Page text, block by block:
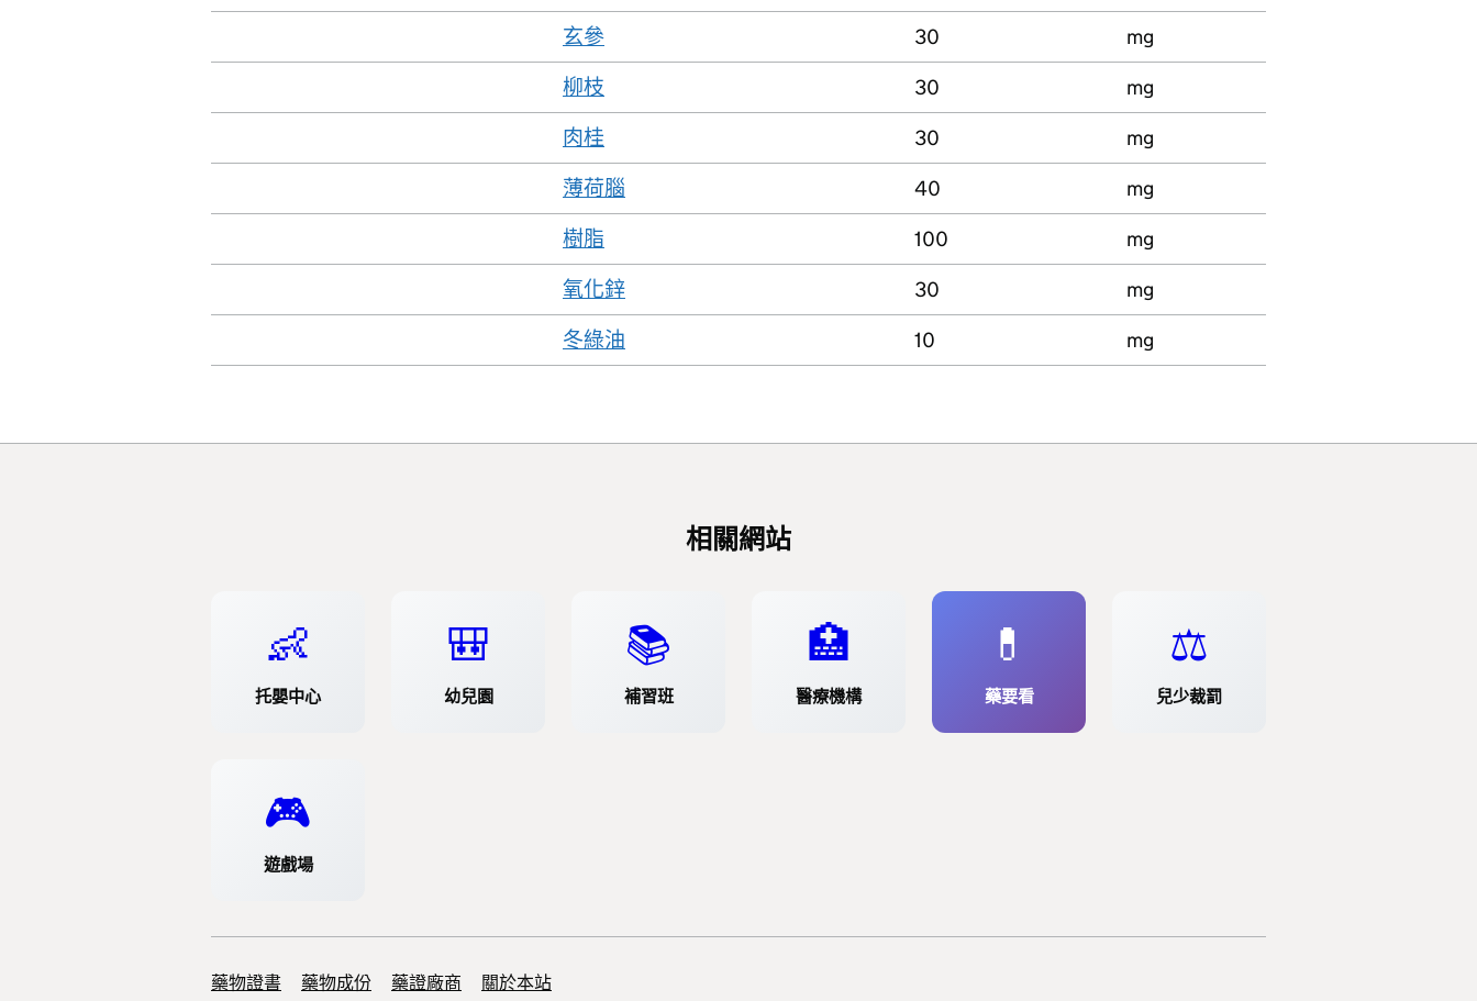
玄參
30
mg
柳枝
30
mg
肉桂
30
mg
薄荷腦
40
mg
樹脂
100
mg
氧化鋅
30
mg
冬綠油
10 mg
相關網站
👶
托嬰中心
🎒
幼兒園
📚
補習班
🏥
醫療機構
💊
藥要看
⚖️
兒少裁罰
🎮
遊戲場
Support links
藥物證書 藥物成份 藥證廠商 關於本站